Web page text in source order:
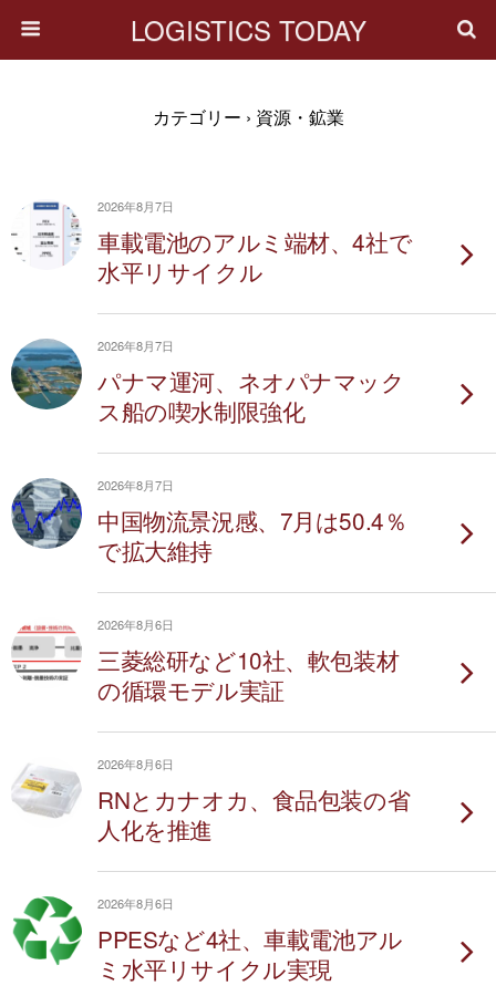
LOGISTICS TODAY
カテゴリー › 資源・鉱業
2026年8月7日
車載電池のアルミ端材、4社で
水平リサイクル
2026年8月7日
パナマ運河、ネオパナマック
ス船の喫水制限強化
2026年8月7日
中国物流景況感、7月は50.4％
で拡大維持
2026年8月6日
三菱総研など10社、軟包装材
の循環モデル実証
2026年8月6日
RNとカナオカ、食品包装の省
人化を推進
2026年8月6日
PPESなど4社、車載電池アル
ミ水平リサイクル実現